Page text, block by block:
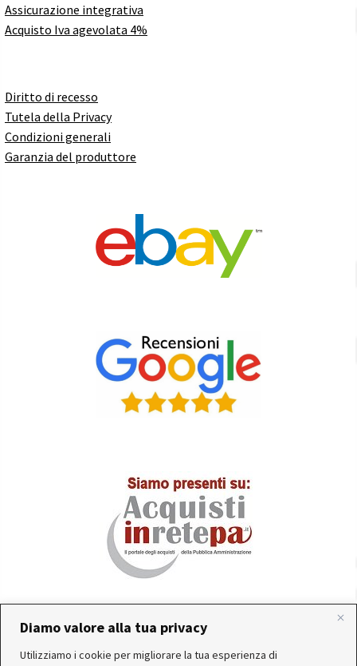
Diamo valore alla tua privacy
Utilizziamo i cookie per migliorare la tua esperienza di
In occasione delle FERIE ESTIVE, alcune aziende
produttrici e corrieri potrebbero sospendere o rallentare
Assicurazione integrativa
Acquisto Iva agevolata 4%
Diritto di recesso
Tutela della Privacy
Condizioni generali
Garanzia del produttore